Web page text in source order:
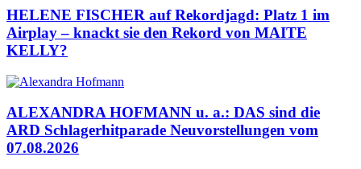
HELENE FISCHER auf Rekordjagd: Platz 1 im
Airplay – knackt sie den Rekord von MAITE
KELLY?
ALEXANDRA HOFMANN u. a.: DAS sind die
ARD Schlagerhitparade Neuvorstellungen vom
07.08.2026